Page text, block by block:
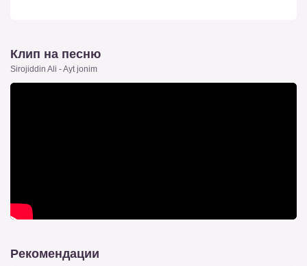
Клип на песню
Sirojiddin Ali - Ayt jonim
Рекомендации